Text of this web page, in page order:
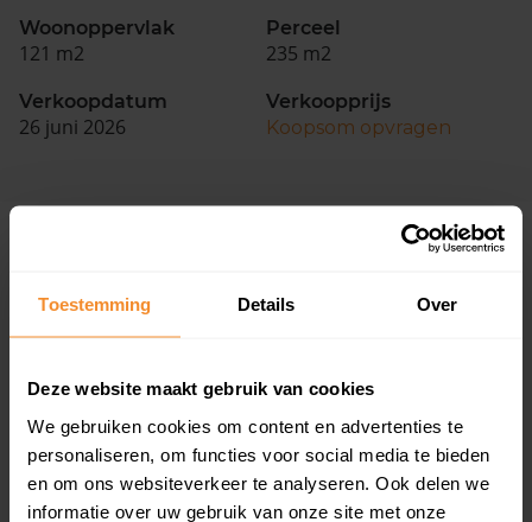
Toestemming Details Over
Deze website maakt gebruik van cookies
We gebruiken cookies om content en advertenties te
personaliseren, om functies voor social media te bieden
en om ons websiteverkeer te analyseren. Ook delen we
informatie over uw gebruik van onze site met onze
Woonoppervlak
121 m2
Perceel
235 m2
Verkoopdatum
26 juni 2026
Verkoopprijs
Koopsom opvragen
4%
Koopwoningen
96%
Huurwoningen